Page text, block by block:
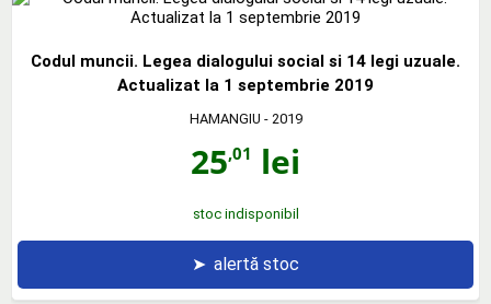
Codul muncii. Legea dialogului social si 14 legi uzuale.
Actualizat la 1 septembrie 2019
HAMANGIU - 2019
25,01 lei
stoc indisponibil
➤ alertă stoc